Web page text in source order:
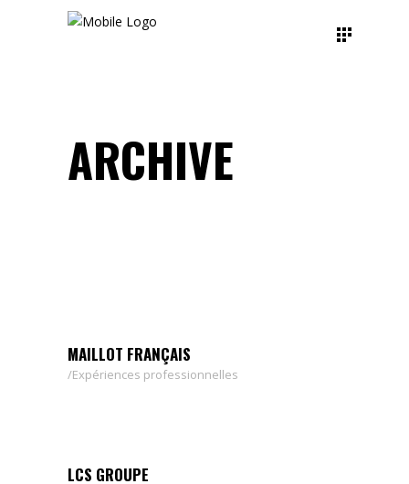
ARCHIVE
MAILLOT FRANÇAIS
Expériences professionnelles
LCS GROUPE